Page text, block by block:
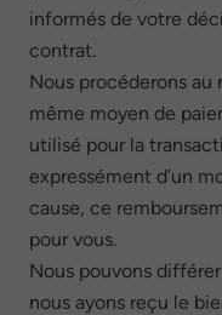
informés de votre
contrat.
Nous procéderons
même moyen de
utilisé pour la
expressément d’un
cause, ce
pour vous.
Nous pouvons
nous ayons reçu le